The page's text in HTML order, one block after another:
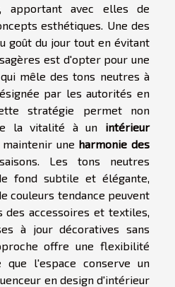
apportant avec elles de
esthétiques. Une des
goût du jour tout en évitant
est d'opter pour une
qui mêle des tons neutres à
par les autorités en
stratégie permet non
la vitalité à un intérieur
maintenir une harmonie des
Les tons neutres
fond subtile et élégante,
couleurs tendance peuvent
accessoires et textiles,
à jour décoratives sans
offre une flexibilité
que l'espace conserve un
en design d'intérieur